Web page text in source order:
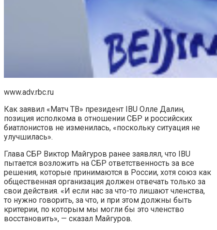
www.adv.rbc.ru
Как заявил «Матч ТВ» президент IBU Олле Далин,
позиция исполкома в отношении СБР и российских
биатлонистов не изменилась, «поскольку ситуация не
улучшилась».
Глава СБР Виктор Майгуров ранее заявлял, что IBU
пытается возложить на СБР ответственность за все
решения, которые принимаются в России, хотя союз как
общественная организация должен отвечать только за
свои действия. «И если нас за что-то лишают членства,
то нужно говорить, за что, и при этом должны быть
критерии, по которым мы могли бы это членство
восстановить», — сказал Майгуров.